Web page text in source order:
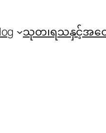
သုတ၊ရသနှင့်အ